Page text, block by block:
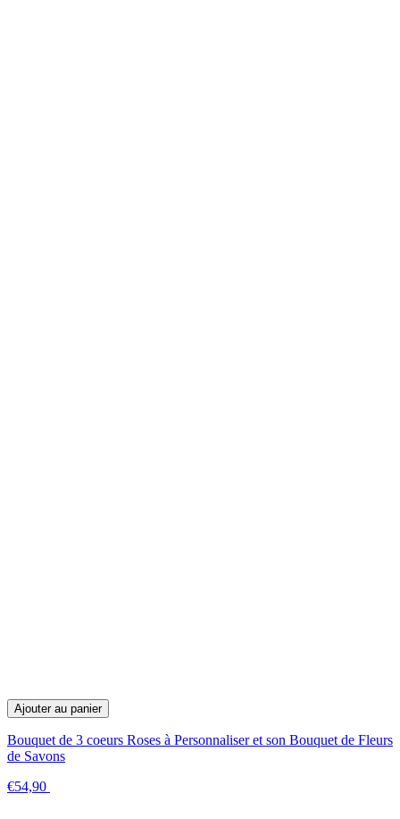
Ajouter au panier
Bouquet de 3 coeurs Roses à Personnaliser et son Bouquet de Fleurs
de Savons
€54,90